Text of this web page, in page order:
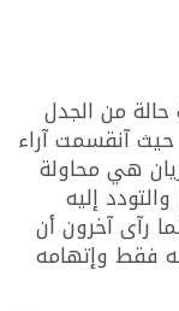
حالة من الجدل
آنقسمت آراء
هي محاولة
إليه
رآى آخرون أن
فقط وإتهامه